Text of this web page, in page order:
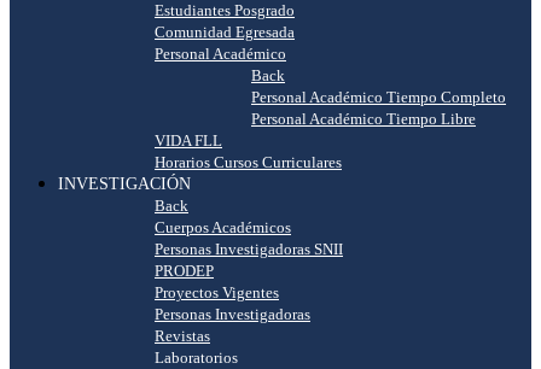
Estudiantes Posgrado
Comunidad Egresada
Personal Académico
Back
Personal Académico Tiempo Completo
Personal Académico Tiempo Libre
VIDA FLL
Horarios Cursos Curriculares
INVESTIGACIÓN
Back
Cuerpos Académicos
Personas Investigadoras SNII
PRODEP
Proyectos Vigentes
Personas Investigadoras
Revistas
Laboratorios